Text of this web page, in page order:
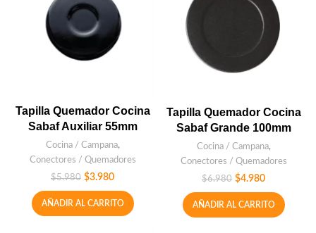
Tapilla Quemador Cocina
Sabaf Auxiliar 55mm
Cocina / Campana,
Conectores / Quemadores
$5.980 $3.980
AÑADIR AL CARRITO
Tapilla Quemador Cocina
Sabaf Grande 100mm
Cocina / Campana,
Conectores / Quemadores
$6.980 $4.980
AÑADIR AL CARRITO